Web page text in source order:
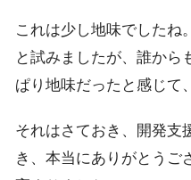
これは少し地味でしたね
と試みましたが、誰から
ぱり地味だったと感じて
それはさておき、開発支
き、本当にありがとうご